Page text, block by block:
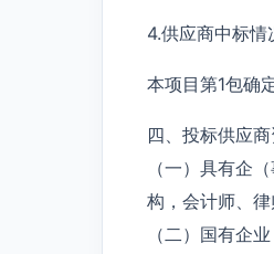
4.供应商中标情
本项目第1包确
四、投标供应
（一）具有企
构，会计师、
（二）国有企